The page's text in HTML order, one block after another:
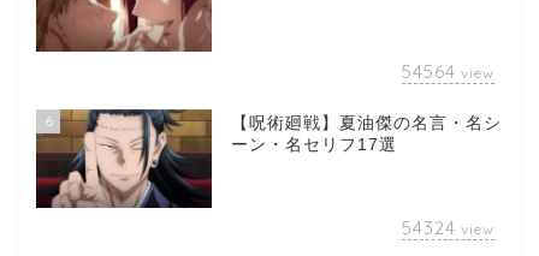
54564 view
6
【呪術廻戦】夏油傑の名言・名シ
ーン・名セリフ17選
54324 view